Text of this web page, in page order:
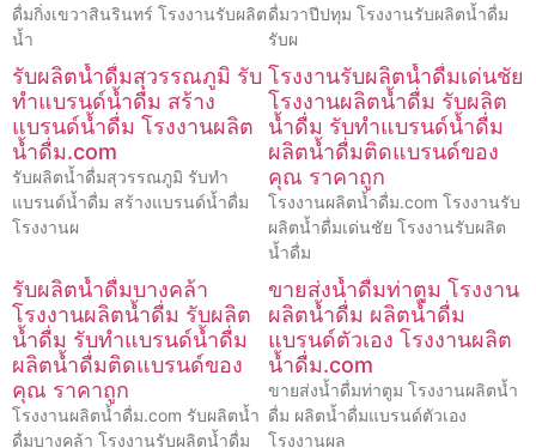
ดื่มกิ่งเขวาสินรินทร์ โรงงานรับผลิต
น้ำ
ดื่มวาปีปทุม โรงงานรับผลิตน้ำดื่ม
รับผ
รับผลิตน้ำดื่มสุวรรณภูมิ รับ
ทำแบรนด์น้ำดื่ม สร้าง
แบรนด์น้ำดื่ม โรงงานผลิต
น้ำดื่ม.com
รับผลิตน้ำดื่มสุวรรณภูมิ รับทำ
แบรนด์น้ำดื่ม สร้างแบรนด์น้ำดื่ม
โรงงานผ
โรงงานรับผลิตน้ำดื่มเด่นชัย
โรงงานผลิตน้ำดื่ม รับผลิต
น้ำดื่ม รับทำแบรนด์น้ำดื่ม
ผลิตน้ำดื่มติดแบรนด์ของ
คุณ ราคาถูก
โรงงานผลิตน้ำดื่ม.com โรงงานรับ
ผลิตน้ำดื่มเด่นชัย โรงงานรับผลิต
น้ำดื่ม
รับผลิตน้ำดื่มบางคล้า
โรงงานผลิตน้ำดื่ม รับผลิต
น้ำดื่ม รับทำแบรนด์น้ำดื่ม
ผลิตน้ำดื่มติดแบรนด์ของ
คุณ ราคาถูก
โรงงานผลิตน้ำดื่ม.com รับผลิตน้ำ
ดื่มบางคล้า โรงงานรับผลิตน้ำดื่ม
ขายส่งน้ำดื่มท่าตูม โรงงาน
ผลิตน้ำดื่ม ผลิตน้ำดื่ม
แบรนด์ตัวเอง โรงงานผลิต
น้ำดื่ม.com
ขายส่งน้ำดื่มท่าตูม โรงงานผลิตน้ำ
ดื่ม ผลิตน้ำดื่มแบรนด์ตัวเอง
โรงงานผล